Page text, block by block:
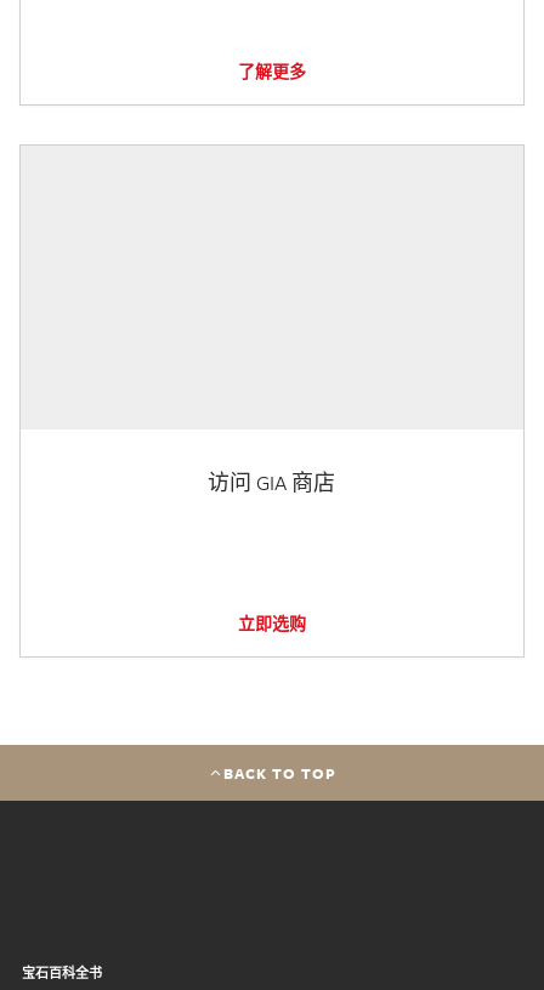
了解更多
访问 GIA 商店
立即选购
BACK TO TOP
宝石百科全书